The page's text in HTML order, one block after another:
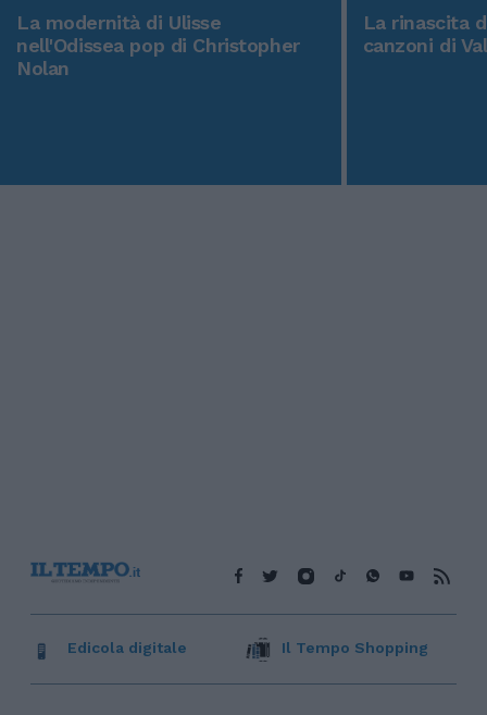
La modernità di Ulisse
nell'Odissea pop di Christopher
Nolan
La rinascita
canzoni di
Edicola digitale Il Tempo Shopping